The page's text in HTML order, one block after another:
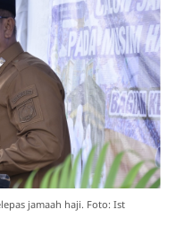
jamaah haji. Foto: Ist